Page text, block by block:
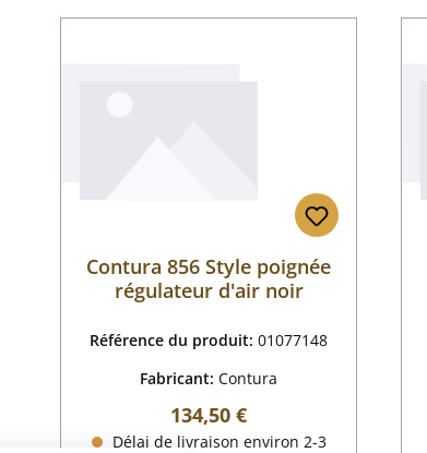
Contura 856 Style poignée
régulateur d'air noir
Référence du produit:01077148
Fabricant:Contura
Prix régulier :
134,50 €
Délai de livraison environ 2-3